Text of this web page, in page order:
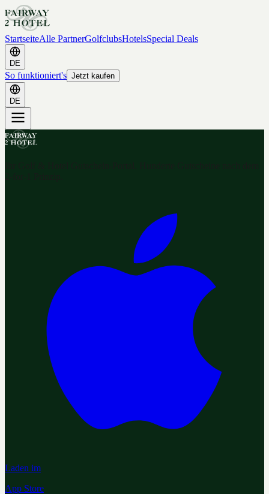
StartseiteAlle PartnerGolfclubsHotelsSpecial Deals
DE
So funktioniert's Jetzt kaufen
DE
Laden im
App Store